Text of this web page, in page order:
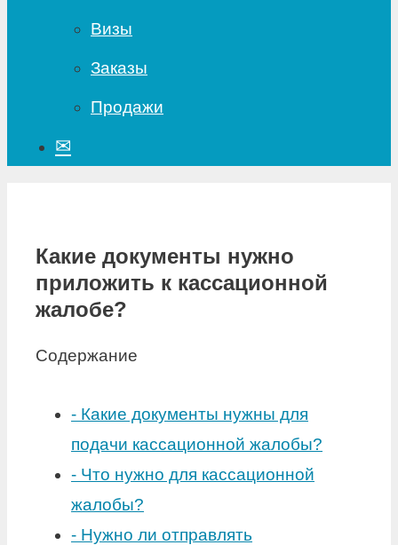
Визы
Заказы
Продажи
✉
Какие документы нужно
приложить к кассационной
жалобе?
Содержание
- Какие документы нужны для
подачи кассационной жалобы?
- Что нужно для кассационной
жалобы?
- Нужно ли отправлять